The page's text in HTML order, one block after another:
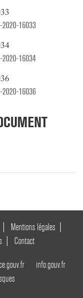
2020-16033
2020-16034
2020-16036
Mentions légales
Contact
info.gouv.fr